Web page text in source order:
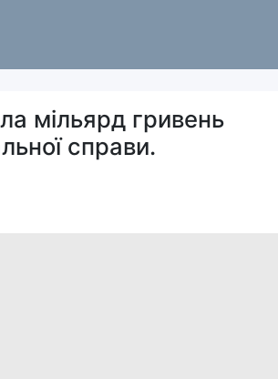
мільярд гривень
справи.